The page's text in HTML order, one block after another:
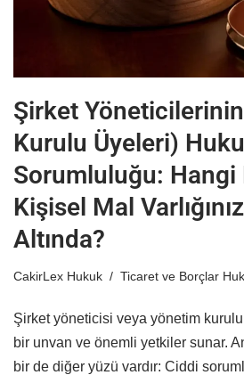
Şirket
Kurulu Üyeleri)
Sorumluluğu: Hangi
Kişisel Mal
Altında?
CakirLex Hukuk Ticaret ve Borçlar
Şirket yöneticisi veya yönetim
bir unvan ve önemli yetkiler sunar.
bir de diğer yüzü vardır: Ciddi